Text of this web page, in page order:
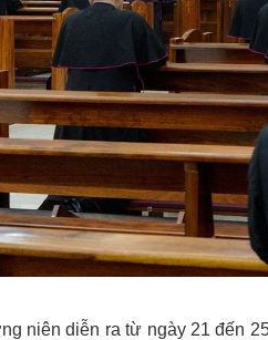
niên diễn ra từ ngày 21 đến